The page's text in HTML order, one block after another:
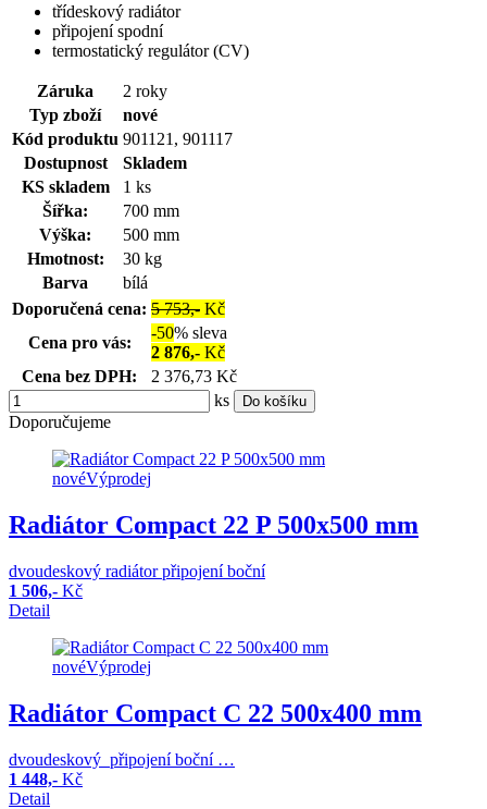
třídeskový radiátor
připojení spodní
termostatický regulátor (CV)
Záruka
2 roky
Typ zboží
nové
Kód produktu 901121, 901117
Dostupnost
Skladem
KS skladem
1 ks
Šířka:
700 mm
Výška:
500 mm
Hmotnost:
30 kg
Barva
bílá
Doporučená cena: 5 753,- Kč
Cena pro vás:
-50% sleva
2 876,- Kč
Cena bez DPH:
2 376,73 Kč
ks
Do košíku
Doporučujeme
novéVýprodej
Radiátor Compact 22 P 500x500 mm
dvoudeskový radiátor připojení boční
1 506,- Kč
Detail
novéVýprodej
Radiátor Compact C 22 500x400 mm
dvoudeskový připojení boční …
1 448,- Kč
Detail